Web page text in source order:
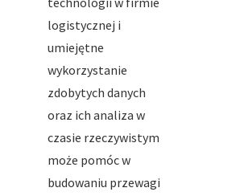
logistycznej i
umiejętne
wykorzystanie
zdobytych danych
oraz ich analiza w
czasie rzeczywistym
może pomóc w
budowaniu przewagi